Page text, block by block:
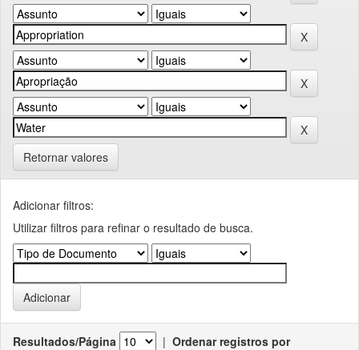
Retornar valores
Adicionar filtros:
Utilizar filtros para refinar o resultado de busca.
Resultados/Página | Ordenar registros por